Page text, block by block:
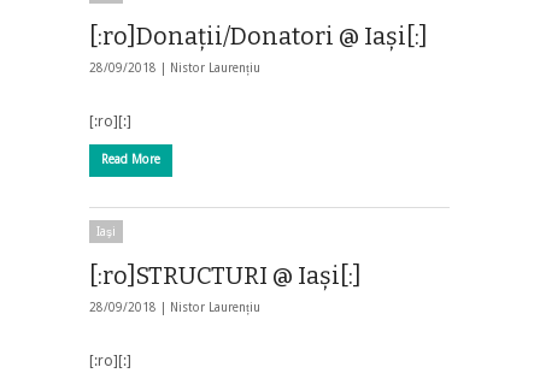
[:ro]Donații/Donatori @ Iași[:]
28/09/2018 | Nistor Laurențiu
[:ro][:]
Read More
Iaşi
[:ro]STRUCTURI @ Iași[:]
28/09/2018 | Nistor Laurențiu
[:ro][:]